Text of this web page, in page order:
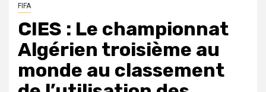
FIFA
CIES : Le championnat
Algérien troisième au
monde au classement